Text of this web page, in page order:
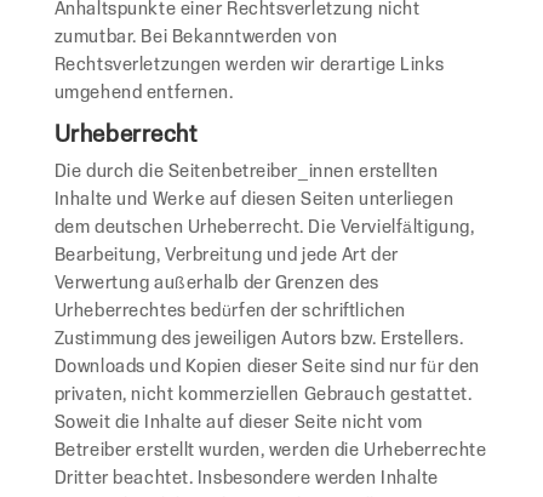
Anhaltspunkte einer Rechtsverletzung nicht
zumutbar. Bei Bekanntwerden von
Rechtsverletzungen werden wir derartige Links
umgehend entfernen.
Urheberrecht
Die durch die Seitenbetreiber_innen erstellten
Inhalte und Werke auf diesen Seiten unterliegen
dem deutschen Urheberrecht. Die Vervielfältigung,
Bearbeitung, Verbreitung und jede Art der
Verwertung außerhalb der Grenzen des
Urheberrechtes bedürfen der schriftlichen
Zustimmung des jeweiligen Autors bzw. Erstellers.
Downloads und Kopien dieser Seite sind nur für den
privaten, nicht kommerziellen Gebrauch gestattet.
Soweit die Inhalte auf dieser Seite nicht vom
Betreiber erstellt wurden, werden die Urheberrechte
Dritter beachtet. Insbesondere werden Inhalte